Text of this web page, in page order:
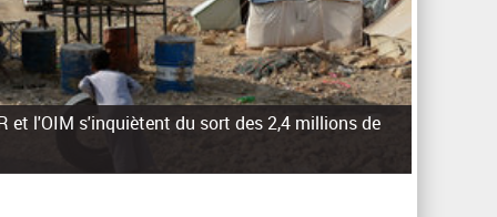
et l'OIM s'inquiètent du sort des 2,4 millions de